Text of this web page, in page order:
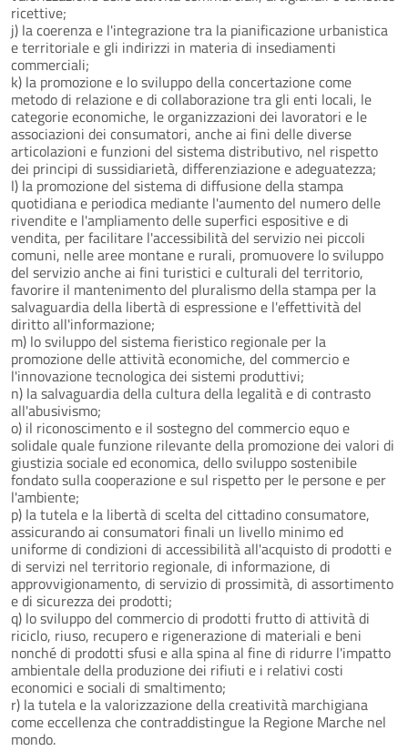
ricettive;
j) la coerenza e l'integrazione tra la pianificazione urbanistica
e territoriale e gli indirizzi in materia di insediamenti
commerciali;
k) la promozione e lo sviluppo della concertazione come
metodo di relazione e di collaborazione tra gli enti locali, le
categorie economiche, le organizzazioni dei lavoratori e le
associazioni dei consumatori, anche ai fini delle diverse
articolazioni e funzioni del sistema distributivo, nel rispetto
dei principi di sussidiarietà, differenziazione e adeguatezza;
l) la promozione del sistema di diffusione della stampa
quotidiana e periodica mediante l'aumento del numero delle
rivendite e l'ampliamento delle superfici espositive e di
vendita, per facilitare l'accessibilità del servizio nei piccoli
comuni, nelle aree montane e rurali, promuovere lo sviluppo
del servizio anche ai fini turistici e culturali del territorio,
favorire il mantenimento del pluralismo della stampa per la
salvaguardia della libertà di espressione e l'effettività del
diritto all'informazione;
m) lo sviluppo del sistema fieristico regionale per la
promozione delle attività economiche, del commercio e
l'innovazione tecnologica dei sistemi produttivi;
n) la salvaguardia della cultura della legalità e di contrasto
all'abusivismo;
o) il riconoscimento e il sostegno del commercio equo e
solidale quale funzione rilevante della promozione dei valori di
giustizia sociale ed economica, dello sviluppo sostenibile
fondato sulla cooperazione e sul rispetto per le persone e per
l'ambiente;
p) la tutela e la libertà di scelta del cittadino consumatore,
assicurando ai consumatori finali un livello minimo ed
uniforme di condizioni di accessibilità all'acquisto di prodotti e
di servizi nel territorio regionale, di informazione, di
approvvigionamento, di servizio di prossimità, di assortimento
e di sicurezza dei prodotti;
q) lo sviluppo del commercio di prodotti frutto di attività di
riciclo, riuso, recupero e rigenerazione di materiali e beni
nonché di prodotti sfusi e alla spina al fine di ridurre l'impatto
ambientale della produzione dei rifiuti e i relativi costi
economici e sociali di smaltimento;
r) la tutela e la valorizzazione della creatività marchigiana
come eccellenza che contraddistingue la Regione Marche nel
mondo.